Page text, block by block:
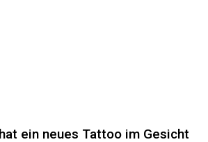
ein neues Tattoo im Gesicht